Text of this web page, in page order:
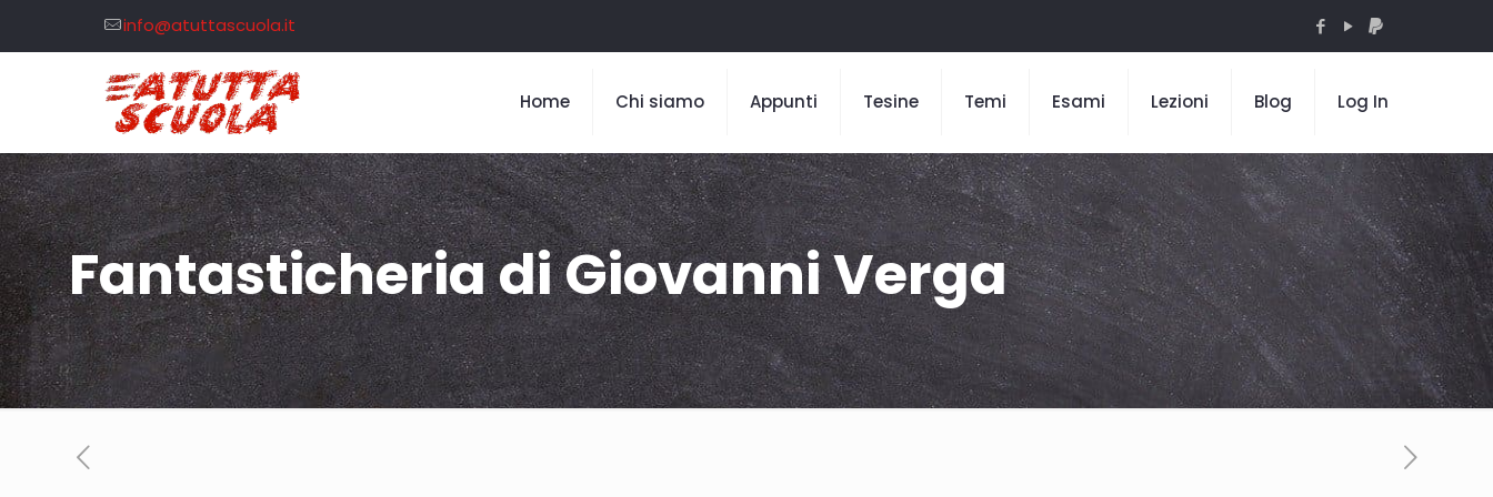
info@atuttascuola.it
Home Chi siamo Appunti Tesine Temi Esami Lezioni Blog Log In
Fantasticheria di Giovanni Verga